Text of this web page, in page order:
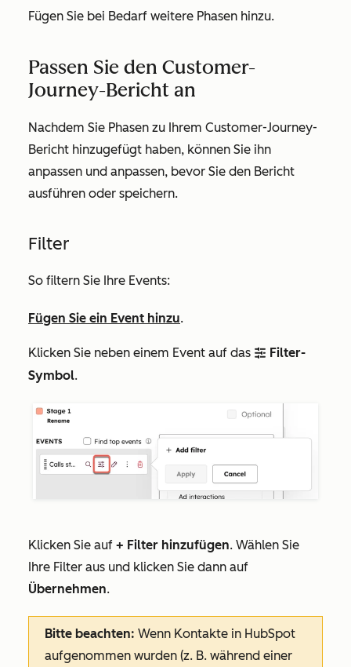
Fügen Sie bei Bedarf weitere Phasen hinzu.
Passen Sie den Customer-
Journey-Bericht an
Nachdem Sie Phasen zu Ihrem Customer-Journey-
Bericht hinzugefügt haben, können Sie ihn
anpassen und anpassen, bevor Sie den Bericht
ausführen oder speichern.
Filter
So filtern Sie Ihre Events:
Fügen Sie ein Event hinzu.
Klicken Sie neben einem Event auf das filter Filter-
Symbol.
Klicken Sie auf + Filter hinzufügen. Wählen Sie
Ihre Filter aus und klicken Sie dann auf
Übernehmen.
Bitte beachten: Wenn Kontakte in HubSpot
aufgenommen wurden (z. B. während einer